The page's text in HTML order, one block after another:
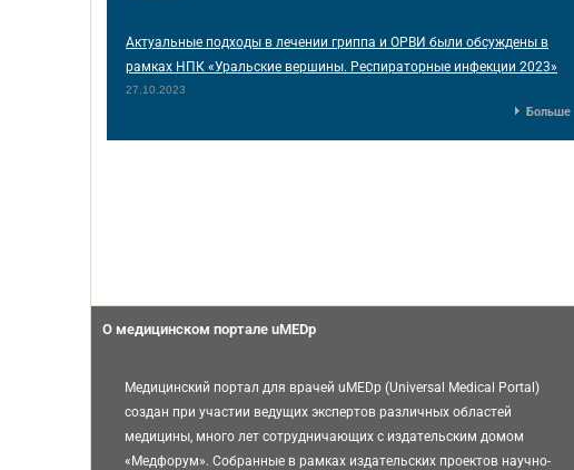
Актуальные подходы в лечении гриппа и ОРВИ были обсуждены в
рамках НПК «Уральские вершины. Респираторные инфекции 2023»
27.10.2023
Больше
О медицинском портале uMEDp
Медицинский портал для врачей uMEDp (Universal Medical Portal)
создан при участии ведущих экспертов различных областей
медицины, много лет сотрудничающих с издательским домом
«Медфорум». Собранные в рамках издательских проектов научно-